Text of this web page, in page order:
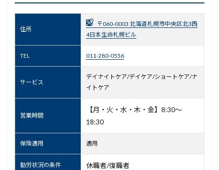
住所
〒060-0003 北海道札幌市中央区北3西
4日本生命札幌ビル
TEL 011-280-0556
サービス
デイナイトケア/デイケア/ショートケア/ナ
イトケア
営業時間
【月・火・水・木・金】8:30～
18:30
保険適用 適用
勤労状況の条件 休職者/復職者